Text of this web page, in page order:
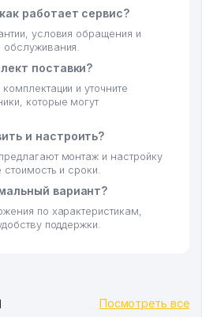
работает сервис?
условия обращения и
обслуживания.
поставки?
и уточните
которые могут
и настроить?
монтаж и настройку
стоимость и сроки.
вариант?
по характеристикам,
поддержки.
Посмотреть все